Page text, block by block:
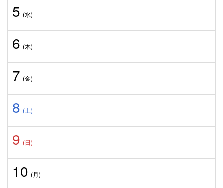
5 (水)
6 (木)
7 (金)
8 (土)
9 (日)
10 (月)